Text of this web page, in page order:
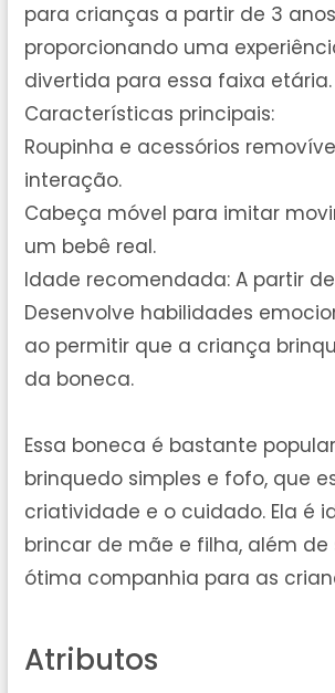
para crianças a partir de 3
proporcionando uma
divertida para essa faixa etária.
Características principais:
Roupinha e acessórios
interação.
Cabeça móvel para imitar
um bebê real.
Idade recomendada: A partir
Desenvolve habilidades
ao permitir que a criança
da boneca.
Essa boneca é bastante
brinquedo simples e fofo, que
criatividade e o cuidado. Ela é
brincar de mãe e filha, além de
ótima companhia para as
Atributos